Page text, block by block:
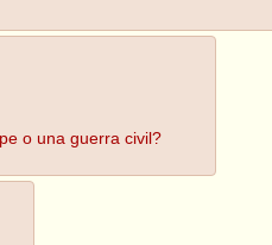
o una guerra civil?